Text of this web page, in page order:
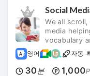
Social
We all
media
vocabulary
영어 자동
30분 1,000P